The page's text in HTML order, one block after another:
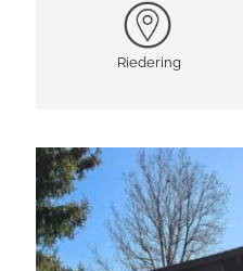
Riedering